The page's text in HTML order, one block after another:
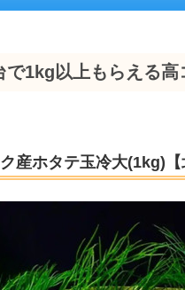
で1kg以上もらえる
産ホタテ玉冷大(1kg)【